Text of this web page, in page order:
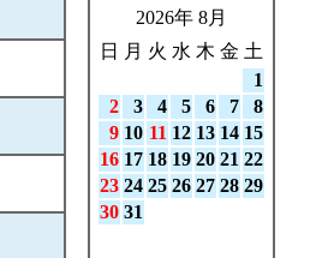
2026年 8月
日
月 火 水 木 金 土
1
2
3 4 5 6 7
8
9 10 11 12 13 14 15
16 17 18 19 20 21 22
23 24 25 26 27 28 29
30 31